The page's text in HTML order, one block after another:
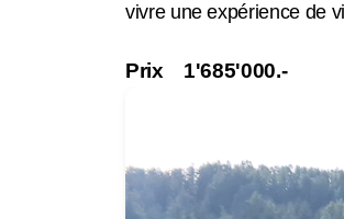
vivre une expérience de
Prix 1'685'000.-